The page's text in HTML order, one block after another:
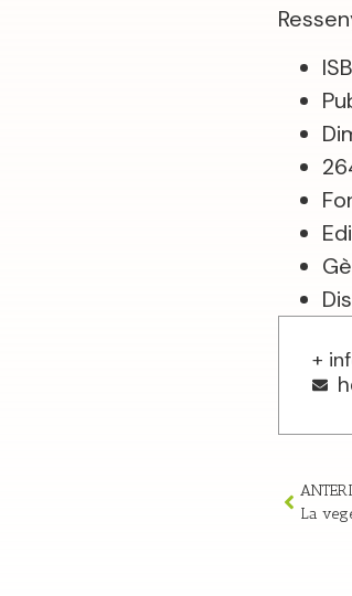
+
La